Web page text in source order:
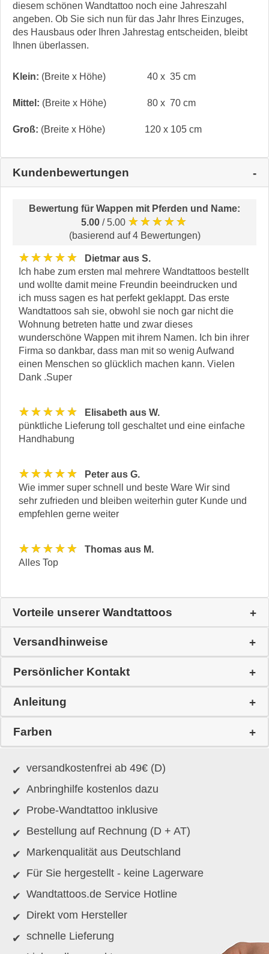
diesem schönen Wandtattoo noch eine Jahreszahl
angeben. Ob Sie sich nun für das Jahr Ihres Einzuges,
des Hausbaus oder Ihren Jahrestag entscheiden, bleibt
Ihnen überlassen.
Klein: (Breite x Höhe) 40 x 35 cm
Mittel: (Breite x Höhe) 80 x 70 cm
Groß: (Breite x Höhe) 120 x 105 cm
Kundenbewertungen
Bewertung für Wappen mit Pferden und Name:
5.00 / 5.00 ★★★★★
(basierend auf 4 Bewertungen)
★★★★★
Dietmar aus S.
Ich habe zum ersten mal mehrere Wandtattoos bestellt
und wollte damit meine Freundin beeindrucken und
ich muss sagen es hat perfekt geklappt. Das erste
Wandtattoos sah sie, obwohl sie noch gar nicht die
Wohnung betreten hatte und zwar dieses
wunderschöne Wappen mit ihrem Namen. Ich bin ihrer
Firma so dankbar, dass man mit so wenig Aufwand
einen Menschen so glücklich machen kann. Vielen
Dank .Super
★★★★★
Elisabeth aus W.
pünktliche Lieferung toll geschaltet und eine einfache
Handhabung
★★★★★
Peter aus G.
Wie immer super schnell und beste Ware Wir sind
sehr zufrieden und bleiben weiterhin guter Kunde und
empfehlen gerne weiter
★★★★★
Thomas aus M.
Alles Top
Vorteile unserer Wandtattoos
Versandhinweise
Persönlicher Kontakt
Anleitung
Farben
versandkostenfrei ab 49€ (D)
Anbringhilfe kostenlos dazu
Probe-Wandtattoo inklusive
Bestellung auf Rechnung (D + AT)
Markenqualität aus Deutschland
Für Sie hergestellt - keine Lagerware
Wandtattoos.de Service Hotline
Direkt vom Hersteller
schnelle Lieferung